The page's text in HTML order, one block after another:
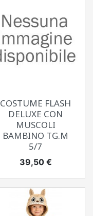
COSTUME FLASH
DELUXE CON
MUSCOLI
BAMBINO TG.M
5/7
Prezzo
39,50 €